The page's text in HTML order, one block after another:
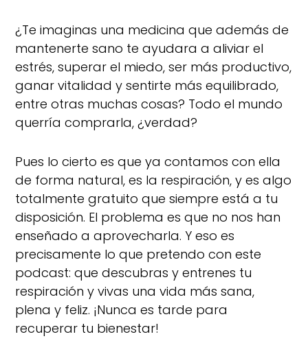
¿Te imaginas una medicina que además de
mantenerte sano te ayudara a aliviar el
estrés, superar el miedo, ser más productivo,
ganar vitalidad y sentirte más equilibrado,
entre otras muchas cosas? Todo el mundo
querría comprarla, ¿verdad?
Pues lo cierto es que ya contamos con ella
de forma natural, es la respiración, y es algo
totalmente gratuito que siempre está a tu
disposición. El problema es que no nos han
enseñado a aprovecharla. Y eso es
precisamente lo que pretendo con este
podcast: que descubras y entrenes tu
respiración y vivas una vida más sana,
plena y feliz. ¡Nunca es tarde para
recuperar tu bienestar!